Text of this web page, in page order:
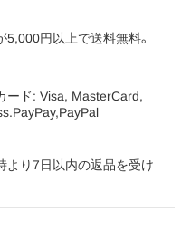
5,000円以上で送料無料。
ード: Visa, MasterCard,
より7日以内の返品を受け